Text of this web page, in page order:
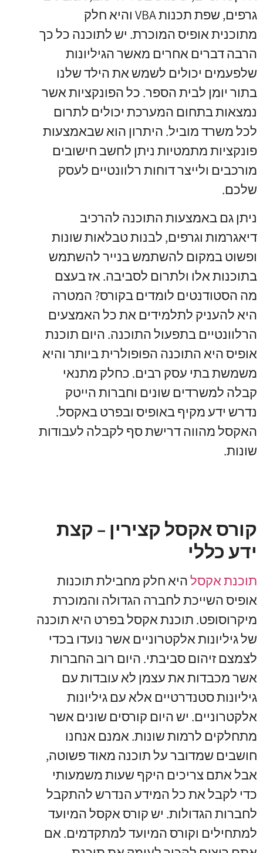
גרפים, שפת תכנות VBA והיא חלק
מתוכנית אופיס המוכרת. יש לתוכנה כל כך
הרבה דברים אחרים מאשר הגיליונות
שלפעמים יכולים לשמש את הילד שלנו
בתור יומן לבית הספר. כל הפונקציות אשר
נמצאות בתחום המערכת יכולים לתרום
לכל משרד מוביל. היתרון הוא שבאמצעות
פונקציות מתמטיות ניתן לחשב חישובים
מורכבים ולייצר דוחות רלוונטיים לעסק
שלכם.
ניתן גם באמצעות התוכנה להרכיב
דיאגרמות וגרפים, לבנות טבלאות שונות
ופשוט במקום להשתמש בנייר להשתמש
בתוכנות אלו ולתרום לסביבה. אז בעצם
מה הסטודנטים לומדים בקורס? המטרה
היא להעניק לתלמידים את כל האמצעים
הרלוונטיים בתפעול התוכנה. היום תוכנת
אופיס היא התוכנה הפופולרית ביותר והיא
משמשת בתי עסק רבים. כחלק מתנאי
קבלה למשרדים שונים וחברות הייטק
נדרש ידע מקיף באופיס ובפרט באקסל.
האקסל מהווה דרישת סף לקבלה לעבודות
שונות.
קורס אקסל קצירין – קצת
ידע כללי
תוכנת אקסלהיא חלק מחבילת תוכנות
אופיס השייכת לחברה הגדולה והמוכרת
מיקרוסופט. תוכנת אקסל בפרט היא תוכנה
של גיליונות אלקטרוניים אשר נועדו בכדי
לצמצם זיהום סביבתי. היום רוב החברות
אשר מכבדות את עצמן לא עובדות עם
גיליונות סטנדרטיים אלא עם גיליונות
אלקטרוניים. יש היום קורסים שונים אשר
מתחלקים לרמות שונות. אמנם אנחנו
חושבים שמדובר על תוכנה מאוד פשוטה,
אבל אתם צריכים היקף שעות משמעותי
כדי לקבל את כל המידע הנדרש להתקבל
לחברות הגדולות. יש קורס אקסל המיועד
למתחילים וקורס המיועד למתקדמים. אם